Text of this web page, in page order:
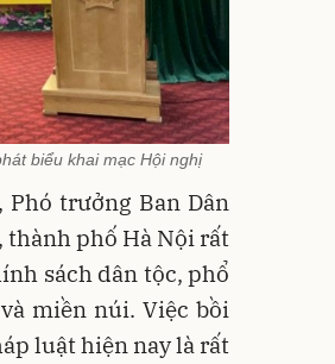
biểu khai mạc Hội nghị
trưởng Ban Dân
thành phố Hà Nội rất
sách dân tộc, phổ
miền núi. Việc bồi
luật hiện nay là rất